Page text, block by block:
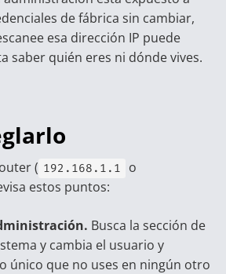
de fábrica sin cambiar,
esa dirección IP puede
saber quién eres ni dónde vives.
( 192.168.1.1 o
estos puntos:
Busca la sección de
y cambia el usuario y
único que no uses en ningún otro